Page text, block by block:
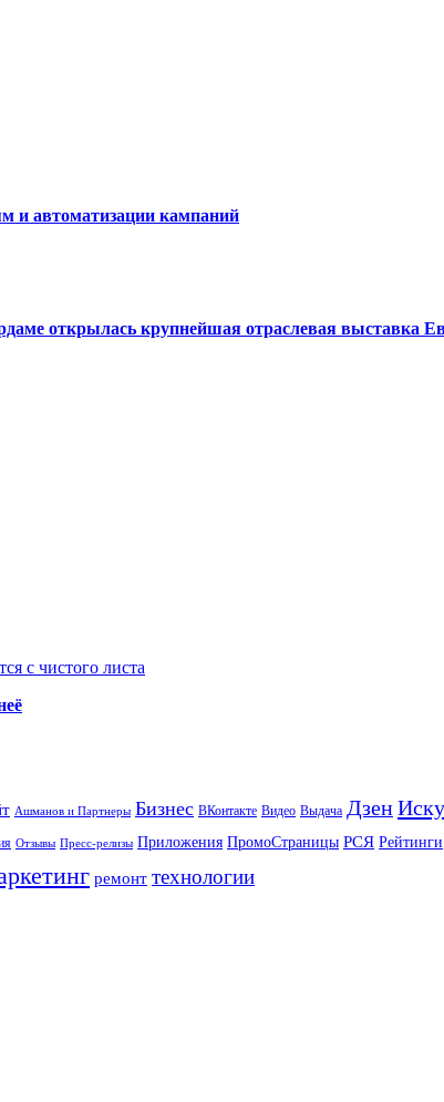
и автоматизации кампаний
открылась крупнейшая отраслевая выставка
с чистого листа
Ашманов и Партнеры Бизнес ВКонтакте Видео Выдача Дзен
Отзывы Пресс-релизы Приложения ПромоСтраницы РСЯ Рейтинги
ремонт технологии